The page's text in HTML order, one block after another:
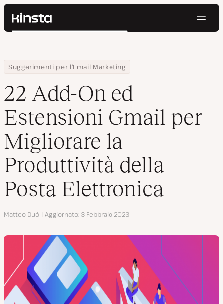
Kinsta®
Prezzi
Contatti
Cerca
Home
Centro Risorse
Blog
Suggerimenti per l'Email Marketing
22 Add-On ed Estensioni Gmail per Migliorare la Produttività
22 Add-On ed
Estensioni Gmail per
Migliorare la
Produttività della
Posta Elettronica
Autore
Matteo Duò Aggiornato 3 Febbraio 2023